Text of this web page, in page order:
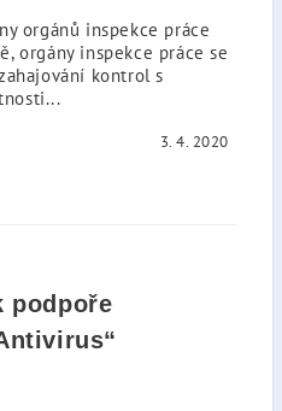
orgánů inspekce práce
orgány inspekce práce se
kontrol s
3. 4. 2020
podpoře